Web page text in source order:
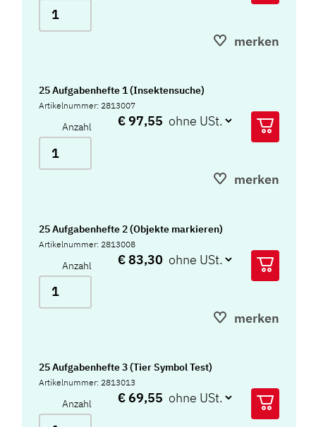
merken
25 Aufgabenhefte 1 (Insektensuche)
Artikelnummer: 2813007
Anzahl € 97,55
merken
25 Aufgabenhefte 2 (Objekte markieren)
Artikelnummer: 2813008
Anzahl € 83,30
merken
25 Aufgabenhefte 3 (Tier Symbol Test)
Artikelnummer: 2813013
Anzahl € 69,55